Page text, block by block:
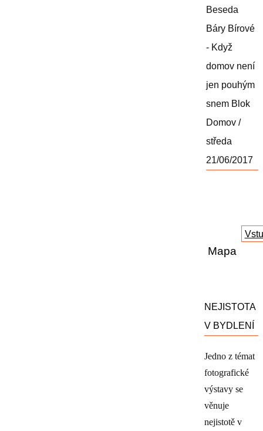
Beseda
Báry Bírové
- Když
domov není
jen pouhým
snem Blok
Domov /
středa
21/06/2017
Mapa
NEJISTOTA
V BYDLENÍ
Jedno z témat
fotografické
výstavy se
věnuje
nejistotě v